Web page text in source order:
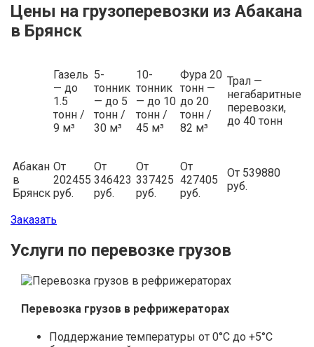
Цены на грузоперевозки из Абакана
в Брянск
Газель
— до
1.5
тонн /
9 м³
5-
тонник
— до 5
тонн /
30 м³
10-
тонник
— до 10
тонн /
45 м³
Фура 20
тонн —
до 20
тонн /
82 м³
Трал —
негабаритные
перевозки,
до 40 тонн
Абакан
в
Брянск
От
202455
руб.
От
346423
руб.
От
337425
руб.
От
427405
руб.
От 539880
руб.
Заказать
Услуги по перевозке грузов
Перевозка грузов в рефрижераторах
Поддержание температуры от 0°С до +5°С